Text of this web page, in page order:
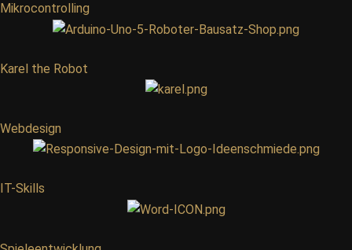
Mikrocontrolling
Karel the Robot
Webdesign
IT-Skills